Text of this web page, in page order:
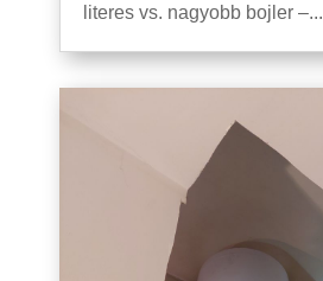
literes vs. nagyobb bojler –...